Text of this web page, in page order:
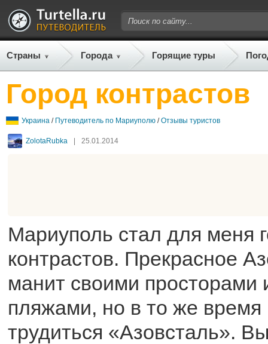
Страны Города Горящие туры
Город контрастов
Украина / Путеводитель по Мариуполю /Отзывы туристов
ZolotaRubka | 25.01.2014
Мариуполь стал для меня
контрастов. Прекрасное
манит своими
пляжами, но в то же
трудиться «Азовсталь».